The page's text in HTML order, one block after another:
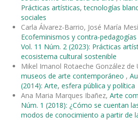
Prácticas artísticas, tecnologías
sociales
Carla Álvarez-Barrio, José María
Ecofeminismos y contra-
Vol. 11 Núm. 2 (2023): Prácticas
ecosistema cultural sostenible
Mikel Imanol Rotaeche González de
museos de arte contemporáneo ,
(2014): Arte, esfera pública y política
Ana Maria Marques Ibañez, Arte
Núm. 1 (2018): ¿Cómo se cuentan
modos de conocimiento a partir de